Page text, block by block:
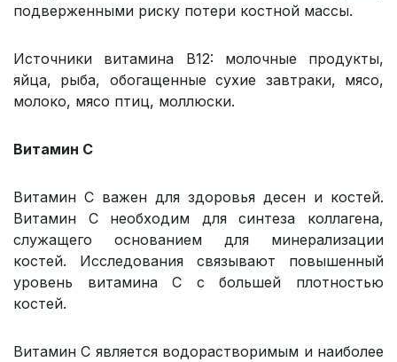
подверженными риску потери костной массы.
Источники витамина B12: молочные продукты,
яйца, рыба, обогащенные сухие завтраки, мясо,
молоко, мясо птиц, моллюски.
Витамин C
Витамин С важен для здоровья десен и костей.
Витамин С необходим для синтеза коллагена,
служащего основанием для минерализации
костей. Исследования связывают повышенный
уровень витамина С с большей плотностью
костей.
Витамин С является водорастворимым и наиболее